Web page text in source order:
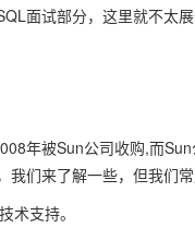
面试部分，这里就不太
年被Sun公司收购,而Sun
们来了解一些，但我们常
术支持。